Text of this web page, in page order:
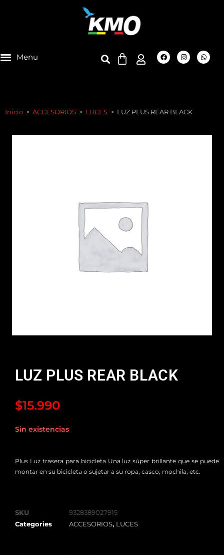
Inicio > ACCESORIOS > LUCES > LUZ PLUS REAR BLACK
LUZ PLUS REAR BLACK
$15.990
Sin existencias
Plus Luz trasera para bicicleta Una luz súper brillante que se puede
montar en su bicicleta o sujetar a su ropa, casco, mochila, etc.
SKU
9328389027915
Categories
ACCESORIOS, LUCES